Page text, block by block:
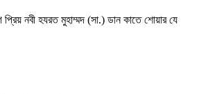
নবী হযরত মুহাম্মদ (সা.) ডান কাতে শোয়ার যে